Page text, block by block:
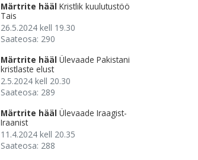
Märtrite hääl Kristlik kuulutustöö
Tais
26.5.2024 kell 19.30
Saateosa: 290
Märtrite hääl Ülevaade Pakistani
kristlaste elust
2.5.2024 kell 20.30
Saateosa: 289
Märtrite hääl Ülevaade Iraagist-
Iraanist
11.4.2024 kell 20.35
Saateosa: 288